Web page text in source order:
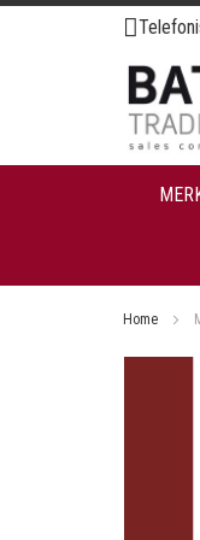
Ga
naar
de
inhoud
Home